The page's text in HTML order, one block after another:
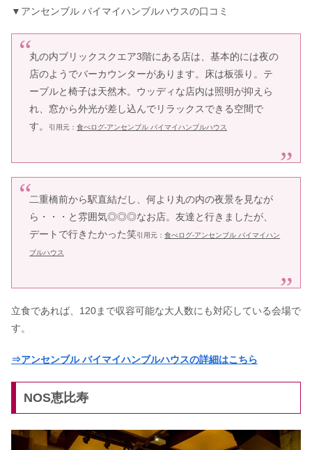
▼アンセンブル バイマイハンブルハウスの口コミ
丸の内ブリックスクエア3階にある店は、基本的には夜の
店のようでバーカウンターがあります。床は板張り。テ
ーブルと椅子は天然木。ウッディな店内は照明が抑えら
れ、窓から外光が差し込んでリラックスできる空間で
す。
引用元：食べログ-アンセンブル バイマイハンブルハウス
二重橋前から駅直結だし、何より丸の内の夜景を見なが
ら・・・と雰囲気◎◎◎なお店。友達と行きましたが、
デートで行きたかった笑引用元：食べログ-アンセンブル バイマイハン
ブルハウス
立食であれば、120まで収容可能な大人数にも対応している会場で
す。
⇒アンセンブル バイマイハンブルハウスの詳細はこちら
NOS恵比寿